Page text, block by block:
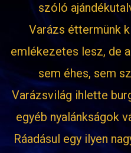
szóló
Varázs éttermünk
emlékezetes lesz, de
sem éhes, sem
Varázsvilág ihlette
egyéb nyalánkságok
Ráadásul egy ilyen